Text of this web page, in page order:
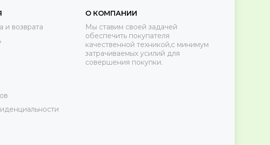
и возврата
О КОМПАНИИ
Мы ставим своей задачей
обеспечить покупателя
качественной техникой,с минимум
затрачиваемых усилий для
совершения покупки.